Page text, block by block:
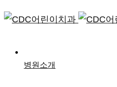
병원소개